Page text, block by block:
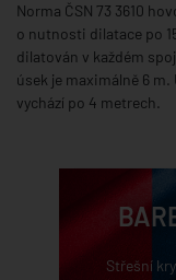
Norma ČSN 73 3610
o nutnosti dilatace po
dilatován v každém
úsek je maximálně 6
vychází po 4 metrech.
Střešní